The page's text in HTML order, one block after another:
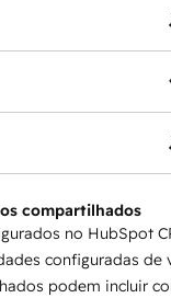
compartilhados
no HubSpot
configuradas
podem incluir